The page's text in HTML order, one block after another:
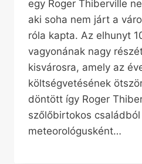
egy Roger Thiberville
aki soha nem járt a
róla kapta. Az elhunyt
vagyonának nagy
kisvárosra, amely az
költségvetésének
döntött így Roger
szőlőbirtokos
meteorológusként…